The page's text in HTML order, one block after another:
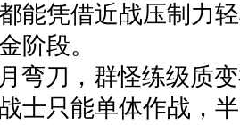
能凭借近战压制力
阶段。
刀，群怪练级质变
士只能单体作战，